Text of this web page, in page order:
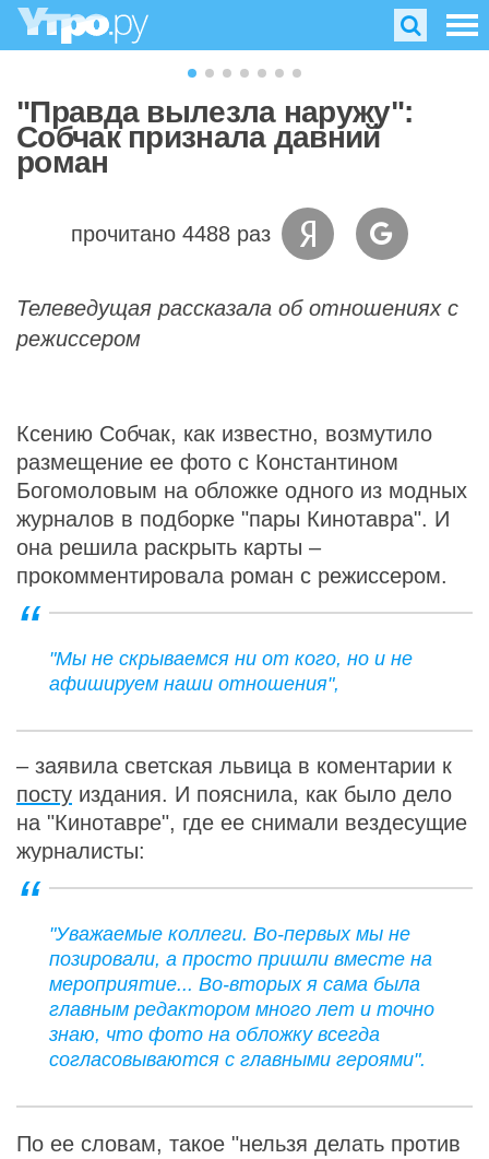
"Правда вылезла наружу":
Собчак признала давний
роман
прочитано 4488 раз
Телеведущая рассказала об отношениях с
режиссером
Ксению Собчак, как известно, возмутило
размещение ее фото с Константином
Богомоловым на обложке одного из модных
журналов в подборке "пары Кинотавра". И
она решила раскрыть карты –
прокомментировала роман с режиссером.
"Мы не скрываемся ни от кого, но и не
афишируем наши отношения",
– заявила светская львица в коментарии к
посту издания. И пояснила, как было дело
на "Кинотавре", где ее снимали вездесущие
журналисты:
"Уважаемые коллеги. Во-первых мы не
позировали, а просто пришли вместе на
мероприятие... Во-вторых я сама была
главным редактором много лет и точно
знаю, что фото на обложку всегда
согласовываются с главными героями".
По ее словам, такое "нельзя делать против